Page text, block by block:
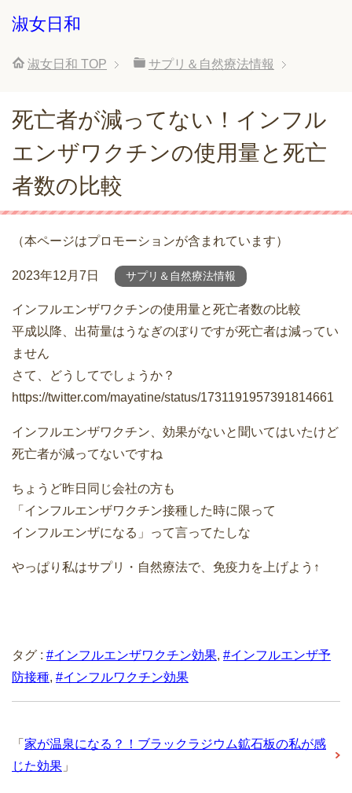
淑女日和
淑女日和 TOP サプリ＆自然療法情報
死亡者が減ってない！インフル
エンザワクチンの使用量と死亡
者数の比較
（本ページはプロモーションが含まれています）
2023年12月7日 サプリ＆自然療法情報
インフルエンザワクチンの使用量と死亡者数の比較
平成以降、出荷量はうなぎのぼりですが死亡者は減ってい
ません
さて、どうしてでしょうか？
https://twitter.com/mayatine/status/1731191957391814661
インフルエンザワクチン、効果がないと聞いてはいたけど
死亡者が減ってないですね
ちょうど昨日同じ会社の方も
「インフルエンザワクチン接種した時に限って
インフルエンザになる」って言ってたしな
やっぱり私はサプリ・自然療法で、免疫力を上げよう↑
タグ : #インフルエンザワクチン効果, #インフルエンザ予
防接種, #インフルワクチン効果
「 家が温泉になる？！ブラックラジウム鉱石板の私が感
じた効果 」